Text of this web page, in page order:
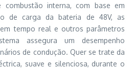
combustão interna, com base em
de carga da bateria de 48V, as
tempo real e outros parâmetros
assegura um desempenho
de condução. Quer se trate da
suave e silenciosa, durante o